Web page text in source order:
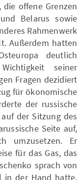
die offene Grenzen
Belarus sowie
Rahmenwerk
Außerdem hatten
deutlich
seiner
Fragen dezidiert
für ökonomische
der russische
der Sitzung des
Seite auf,
umzusetzen. Er
für das Gas, das
sprach von
in der Hand hatte,